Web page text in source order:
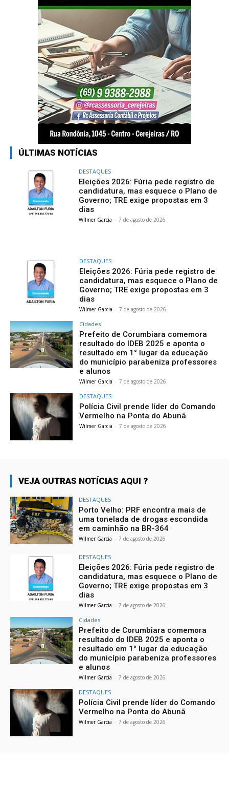
ÚLTIMAS NOTÍCIAS
DESTAQUES
Eleições 2026: Fúria pede registro de
candidatura, mas esquece o Plano de
Governo; TRE exige propostas em 3
dias
Wilmer Garcia - 7 de agosto de 2026
DESTAQUES
Eleições 2026: Fúria pede registro de
candidatura, mas esquece o Plano de
Governo; TRE exige propostas em 3
dias
Wilmer Garcia - 7 de agosto de 2026
Cidades
Prefeito de Corumbiara comemora
resultado do IDEB 2025 e aponta o
resultado em 1° lugar da educação
do município parabeniza professores
e alunos
Wilmer Garcia - 7 de agosto de 2026
DESTAQUES
Polícia Civil prende líder do Comando
Vermelho na Ponta do Abunã
Wilmer Garcia - 7 de agosto de 2026
VEJA OUTRAS NOTÍCIAS AQUI ?
DESTAQUES
Porto Velho: PRF encontra mais de
uma tonelada de drogas escondida
em caminhão na BR-364
Wilmer Garcia - 7 de agosto de 2026
DESTAQUES
Eleições 2026: Fúria pede registro de
candidatura, mas esquece o Plano de
Governo; TRE exige propostas em 3
dias
Wilmer Garcia - 7 de agosto de 2026
Cidades
Prefeito de Corumbiara comemora
resultado do IDEB 2025 e aponta o
resultado em 1° lugar da educação
do município parabeniza professores
e alunos
Wilmer Garcia - 7 de agosto de 2026
DESTAQUES
Polícia Civil prende líder do Comando
Vermelho na Ponta do Abunã
Wilmer Garcia - 7 de agosto de 2026